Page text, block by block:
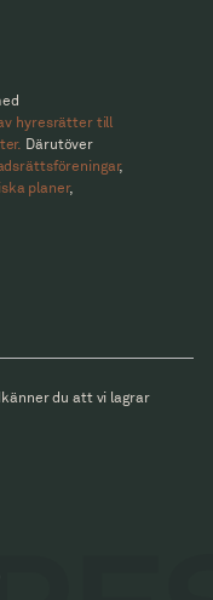
hyresrätter till
Därutöver
,
planer,
du att vi lagrar